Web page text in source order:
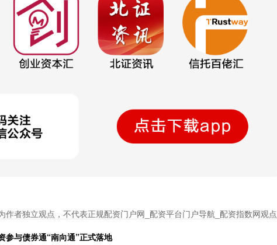
作者独立观点，不代表正规配资门户网_配资平台门户导航_配资指数网观点
参与债券通“南向通”正式落地